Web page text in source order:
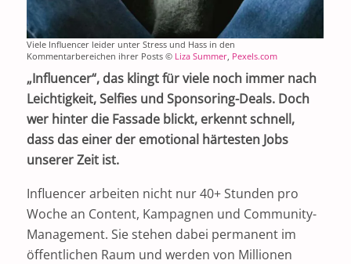
Viele Influencer leider unter Stress und Hass in den
Kommentarbereichen ihrer Posts © Liza Summer, Pexels.com
„Influencer“, das klingt für viele noch immer nach
Leichtigkeit, Selfies und Sponsoring-Deals. Doch
wer hinter die Fassade blickt, erkennt schnell,
dass das einer der emotional härtesten Jobs
unserer Zeit ist.
Influencer arbeiten nicht nur 40+ Stunden pro
Woche an Content, Kampagnen und Community-
Management. Sie stehen dabei permanent im
öffentlichen Raum und werden von Millionen